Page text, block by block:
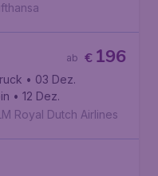
€ 196
ab
• 03 Dez.
• 12 Dez.
Royal Dutch Airlines